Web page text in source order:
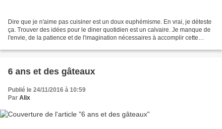
Dire que je n'aime pas cuisiner est un doux euphémisme. En vrai, je déteste
ça. Trouver des idées pour le diner quotidien est un calvaire. Je manque de
l'envie, de la patience et de l'imagination nécessaires à accomplir cette
6 ans et des gâteaux
Publié le 24/11/2016 à 10:59
Par Alix